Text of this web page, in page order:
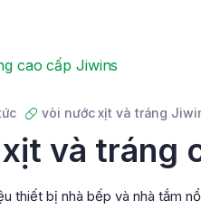
vòi nước xịt và tráng
và tráng
thiết bị nhà bếp và nhà tắm